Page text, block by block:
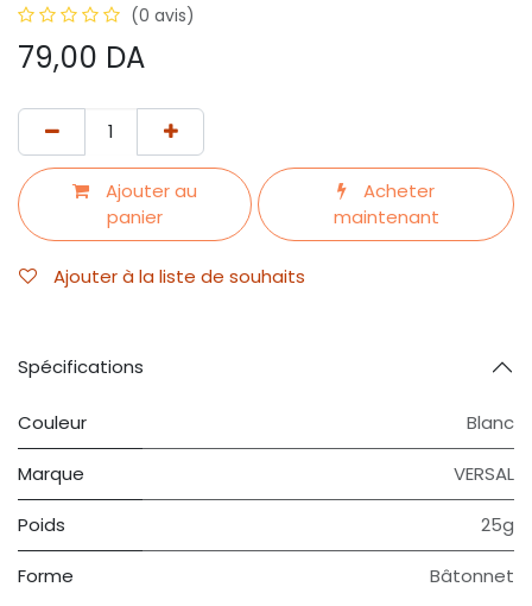
(0 avis)
79,00 DA
Ajouter au
panier
Acheter
maintenant
Ajouter à la liste de souhaits
Spécifications
Couleur Blanc
Marque VERSAL
Poids 25g
Forme Bâtonnet